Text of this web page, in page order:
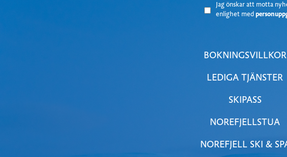
Jag önskar att motta
enlighet med
BOKNINGSVILLKOR
LEDIGA TJÄNSTER
SKIPASS
NOREFJELLSTUA
NOREFJELL SKI &